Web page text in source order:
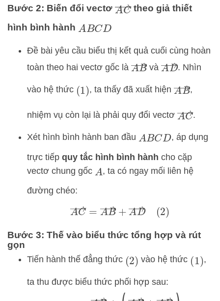
Bước 2: Biến đổi vectơ AC→
theo giả thiết
hình bình hành ABCD
Đề bài yêu cầu biểu thị kết quả cuối cùng hoàn
toàn theo hai vectơ gốc là AB→vàAD→
. Nhìn
vào hệ thức (1), ta thấy đã xuất hiệnAB→
,
nhiệm vụ còn lại là phải quy đổi vectơ AC→
.
Xét hình bình hành ban đầu ABCD , áp dụng
trực tiếp quy tắc hình bình hành cho cặp
vectơ chung gốc A, ta có ngay mối liên hệ
đường chéo:
AC→=AB→+AD→ (2)
Bước 3: Thế vào biểu thức tổng hợp và rút
gọn
Tiến hành thế đẳng thức (2) vào hệ thức ( 1),
ta thu được biểu thức phối hợp sau: